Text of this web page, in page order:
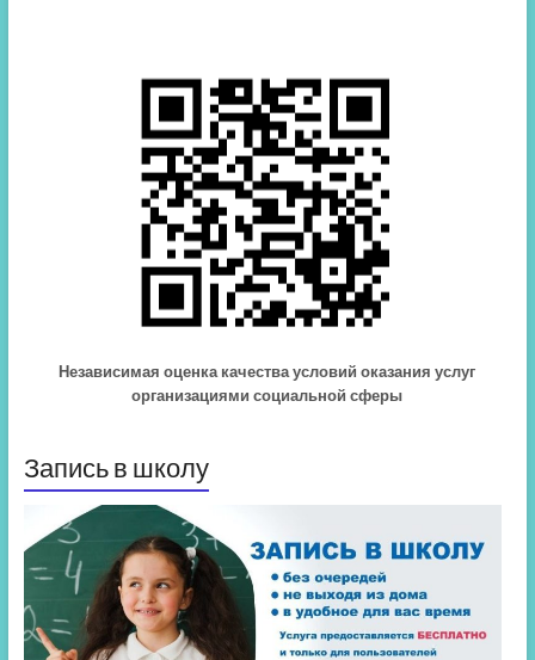
Независимая оценка качества условий оказания услуг
организациями социальной сферы
Запись в школу